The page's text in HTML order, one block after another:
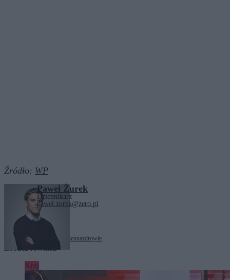
Źródło: WP
Paweł Żurek
Dziennikarz
pawel.zurek@zero.pl
Tagi: lekarze Służba Więziennazdrowie
Zobacz również
Kraj